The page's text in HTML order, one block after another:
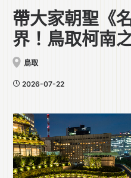
帶大家朝聖《
界！鳥取柯南
鳥取
2026-07-22